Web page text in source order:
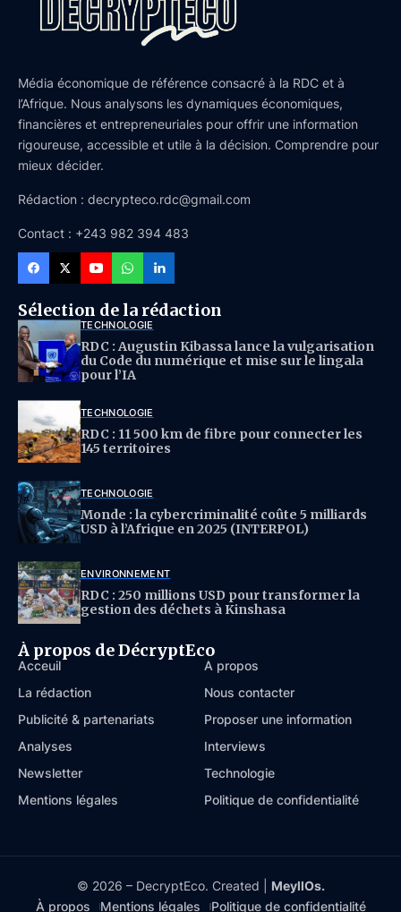
Média économique de référence consacré à la RDC et à
l’Afrique. Nous analysons les dynamiques économiques,
financières et entrepreneuriales pour offrir une information
rigoureuse, accessible et utile à la décision. Comprendre pour
mieux décider.
Rédaction : decrypteco.rdc@gmail.com
Contact : +243 982 394 483
Sélection de la rédaction
TECHNOLOGIE
RDC : Augustin Kibassa lance la vulgarisation
du Code du numérique et mise sur le lingala
pour l’IA
TECHNOLOGIE
RDC : 11 500 km de fibre pour connecter les
145 territoires
TECHNOLOGIE
Monde : la cybercriminalité coûte 5 milliards
USD à l’Afrique en 2025 (INTERPOL)
ENVIRONNEMENT
RDC : 250 millions USD pour transformer la
gestion des déchets à Kinshasa
À propos de DécryptEco
Acceuil
À propos
La rédaction
Nous contacter
Publicité & partenariats
Proposer une information
Analyses
Interviews
Newsletter
Technologie
Mentions légales
Politique de confidentialité
© 2026 – DecryptEco. Created | MeyllOs.
À propos
Mentions légales Politique de confidentialité